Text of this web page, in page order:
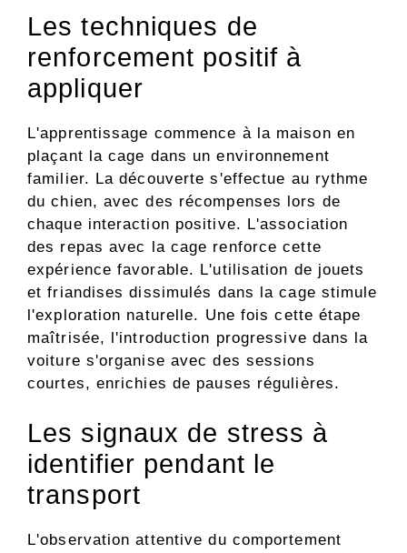
Les techniques de
renforcement positif à
appliquer
L'apprentissage commence à la maison en
plaçant la cage dans un environnement
familier. La découverte s'effectue au rythme
du chien, avec des récompenses lors de
chaque interaction positive. L'association
des repas avec la cage renforce cette
expérience favorable. L'utilisation de jouets
et friandises dissimulés dans la cage stimule
l'exploration naturelle. Une fois cette étape
maîtrisée, l'introduction progressive dans la
voiture s'organise avec des sessions
courtes, enrichies de pauses régulières.
Les signaux de stress à
identifier pendant le
transport
L'observation attentive du comportement